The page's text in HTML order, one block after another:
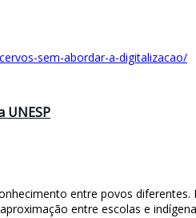
sem-abordar-a-digitalizacao/
UNESP
entre povos
entre escolas e